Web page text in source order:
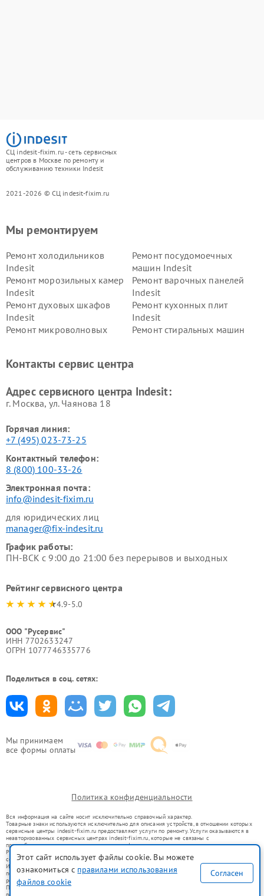
СЦ indesit-fixim.ru - сеть сервисных
центров в Москве по ремонту и
обслуживанию техники Indesit
2021-2026 © СЦ indesit-fixim.ru
Мы принимаем
все формы оплаты
Мы ремонтируем
Ремонт холодильников
Indesit
Ремонт посудомоечных
машин Indesit
Ремонт морозильных камер
Indesit
Ремонт варочных панелей
Indesit
Ремонт духовых шкафов
Indesit
Ремонт кухонных плит
Indesit
Ремонт микроволновых
Ремонт стиральных машин
Indesit
Indesit
Контакты сервис центра
Адрес сервисного центра Indesit:
г. Москва, ул. Чаянова 18
Горячая линия:
+7 (495) 023-73-25
Контактный телефон:
8 (800) 100-33-26
Электронная почта:
info@indesit-fixim.ru
для юридических лиц
manager@fix-indesit.ru
График работы:
ПН-ВСК с 9:00 до 21:00 без перерывов и выходных
Рейтинг сервисного центра
4.9-5.0
ООО "Русервис"
ИНН 7702633247
ОГРН 1077746335776
Поделиться в соц. сетях:
Политика конфиденциальности
Вся информация на сайте носит исключительно справочный характер.
Товарные знаки используются исключительно для описания устройств, в отношении которых
сервисные центры indesit-fixim.ru предоставляют услуги по ремонту. Услуги оказываются в
неавторизованных сервисных центрах indesit-fixim.ru, которые не связаны с
правообладателями товарных знаков или их официальными представителями.
Ремонт осуществляется для устройств, уже введенных в гражданский оборот в соответствии
со статьей 1487 ГК РФ.
Использование товарных знаков не преследует цели индивидуализации услуг или введения
потребителей в заблуждение, а служит для информирования о предоставляемых услугах по
ремонту техники указанных брендов.
Представленная на сайте информация не является публичной офертой, определяемой
положениями Статьи 437(2) Гражданского кодекса РФ
Этот сайт использует файлы cookie. Вы можете
ознакомиться с правилами использования
файлов cookie
Согласен